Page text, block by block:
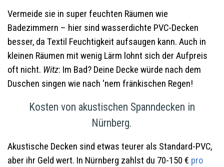
Vermeide sie in super feuchten Räumen wie
Badezimmern – hier sind wasserdichte PVC-Decken
besser, da Textil Feuchtigkeit aufsaugen kann. Auch in
kleinen Räumen mit wenig Lärm lohnt sich der Aufpreis
oft nicht. Witz: Im Bad? Deine Decke würde nach dem
Duschen singen wie nach 'nem fränkischen Regen!
Kosten von akustischen Spanndecken in
Nürnberg.
Akustische Decken sind etwas teurer als Standard-PVC,
aber ihr Geld wert. In Nürnberg zahlst du 70-150 € pro